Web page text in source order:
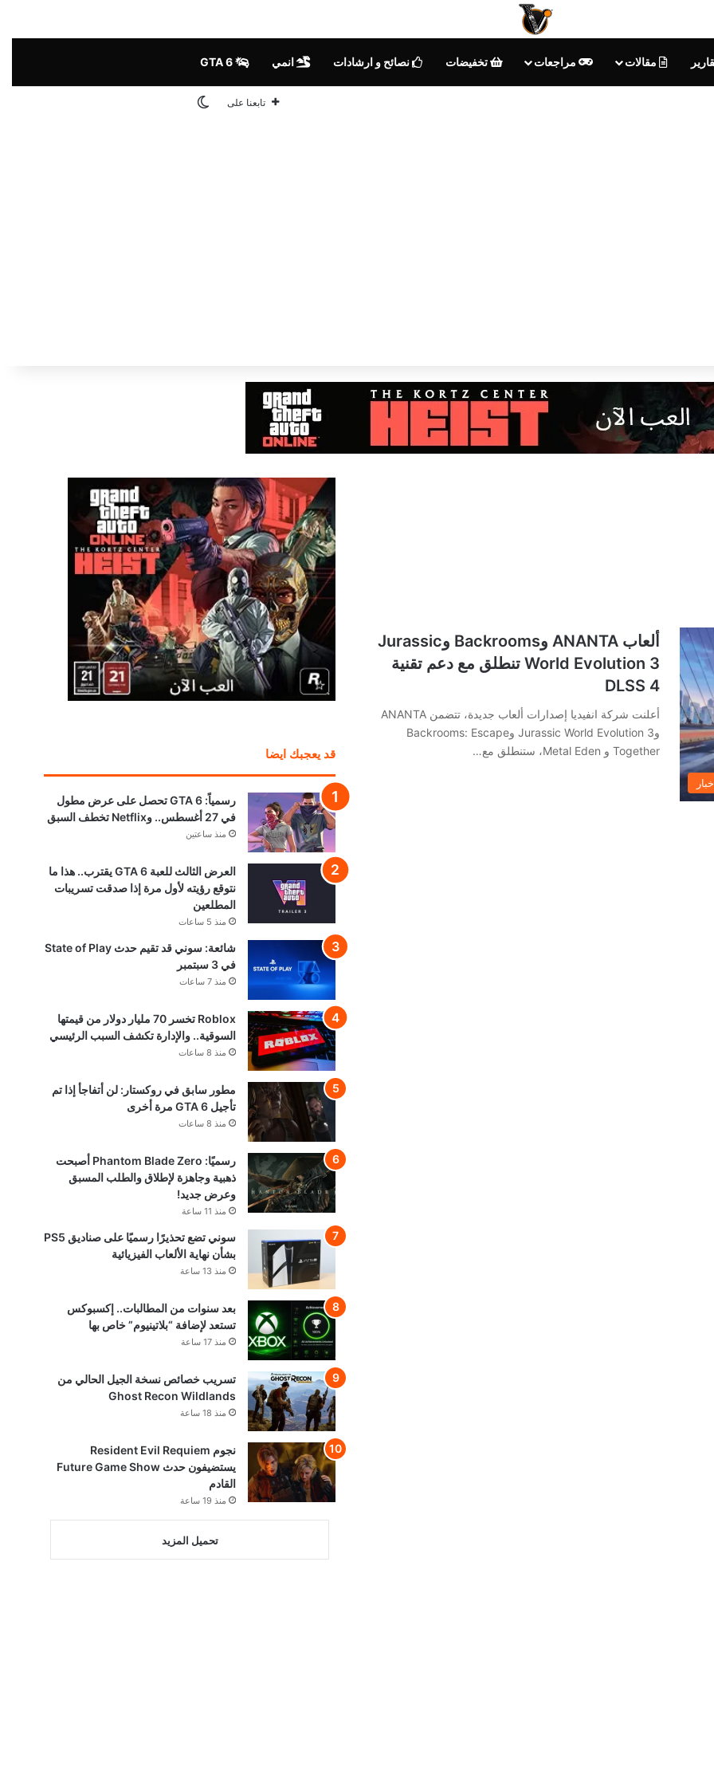
مقالات مراجعات تخفيضات نصائح و ارشادات انمي
تابعنا على الوضع المظلم
ألعاب ANANTA وBackrooms وJurassic
World Evolution 3 تنطلق مع دعم تقنية
DLSS 4
أعلنت شركة انفيديا إصدارات ألعاب جديدة، تتضمن ANANTA
وJurassic World Evolution 3 وBackrooms: Escape
Together و Metal Eden، ستنطلق مع…
قد يعجبك ايضا
رسمياً: GTA 6 تحصل على عرض مطول
في 27 أغسطس.. وNetflix تخطف السبق
منذ ساعتين
العرض الثالث للعبة GTA 6 يقترب.. هذا ما
نتوقع رؤيته لأول مرة إذا صدقت تسريبات
المطلعين
منذ 5 ساعات
شائعة: سوني قد تقيم حدث State of Play
في 3 سبتمبر
منذ 7 ساعات
Roblox تخسر 70 مليار دولار من قيمتها
السوقية.. والإدارة تكشف السبب الرئيسي
منذ 8 ساعات
مطور سابق في روكستار: لن أتفاجأ إذا تم
تأجيل GTA 6 مرة أخرى
منذ 8 ساعات
رسميًا: Phantom Blade Zero أصبحت
ذهبية وجاهزة لإطلاق والطلب المسبق
وعرض جديد!
منذ 11 ساعة
سوني تضع تحذيرًا رسميًا على صناديق PS5
بشأن نهاية الألعاب الفيزيائية
منذ 13 ساعة
بعد سنوات من المطالبات.. إكسبوكس
تستعد لإضافة “بلاتينيوم” خاص بها
منذ 17 ساعة
تسريب خصائص نسخة الجيل الحالي من
Ghost Recon Wildlands
منذ 18 ساعة
نجوم Resident Evil Requiem
يستضيفون حدث Future Game Show
القادم
منذ 19 ساعة
تحميل المزيد